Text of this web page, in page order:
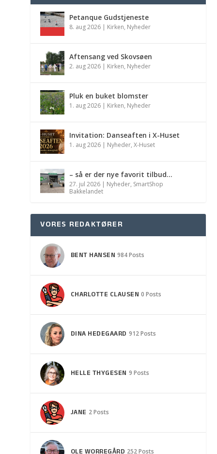
Petanque Gudstjeneste
8. aug 2026| Kirken, Nyheder
Aftensang ved Skovsøen
2. aug 2026| Kirken, Nyheder
Pluk en buket blomster
1. aug 2026| Kirken, Nyheder
Invitation: Danseaften i X-Huset
1. aug 2026| Nyheder, X-Huset
– så er der nye favorit tilbud…
27. jul 2026| Nyheder, SmartShop
Bakkelandet
VORES REDAKTØRER
BENT HANSEN 984 Posts
CHARLOTTE CLAUSEN 0 Posts
DINA HEDEGAARD 912 Posts
HELLE THYGESEN 9 Posts
JANE 2 Posts
252 Posts